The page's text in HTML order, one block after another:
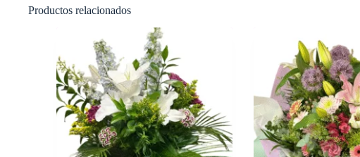
Productos relacionados